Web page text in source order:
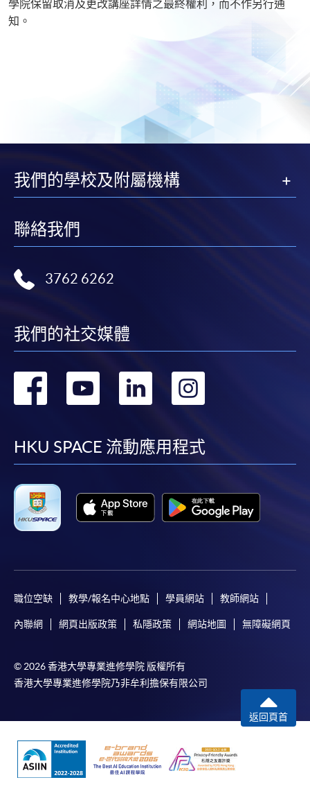
學院保留取消及更改講座詳情之最終權利，而不作另行通
知。
我們的學校及附屬機構
聯絡我們
3762 6262
我們的社交媒體
轉
facebook
轉
youtube
轉
linkedin
HKU SPACE 流動應用程式
職位空缺 教學/報名中心地點 學員網站 教師網站
內聯網 網頁出版政策 私隱政策 網站地圖 無障礙網頁
© 2026 香港大學專業進修學院 版權所有
香港大學專業進修學院乃非牟利擔保有限公司
返回頁首